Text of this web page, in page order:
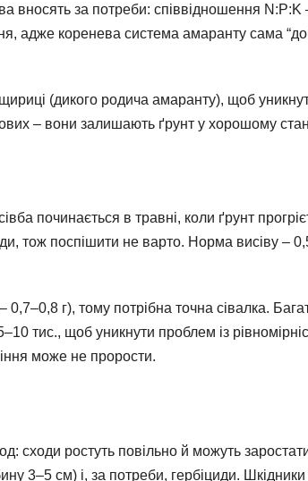
вносять за потреби: співвідношення
адже коренева система амаранту сама
(дикого родича амаранту), щоб
– вони залишають ґрунт у хорошому
починається в травні, коли ґрунт
тож поспішити не варто. Норма висіву –
г), тому потрібна точна сівалка.
тис., щоб уникнути проблем із
може не прорости.
сходи ростуть повільно й можуть
3–5 см) і, за потреби, гербіциди.